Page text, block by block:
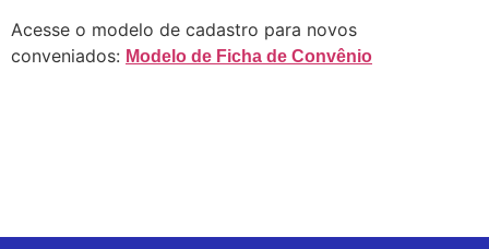
Acesse o modelo de cadastro para novos
conveniados: Modelo de Ficha de Convênio